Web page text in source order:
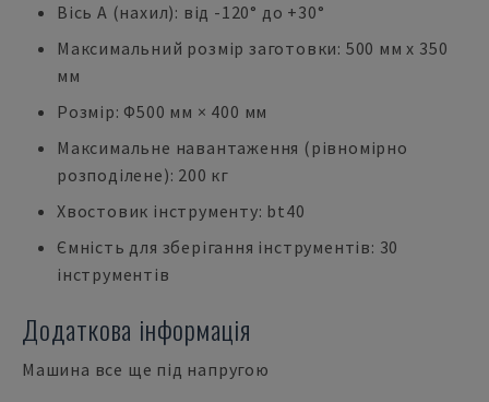
Вісь А (нахил): від -120° до +30°
Максимальний розмір заготовки: 500 мм x 350
мм
Розмір: Φ500 мм × 400 мм
Максимальне навантаження (рівномірно
розподілене): 200 кг
Хвостовик інструменту: bt40
Ємність для зберігання інструментів: 30
інструментів
Додаткова інформація
Машина все ще під напругою